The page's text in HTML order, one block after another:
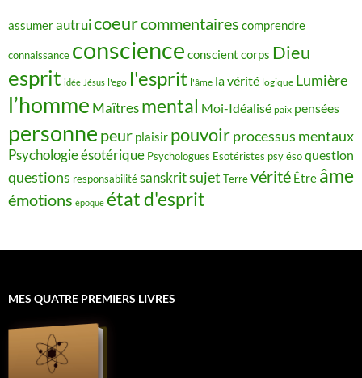
assumerautruicoeurcommentaires comprendre
connaissance conscience conscient corps Dieu
esprit idée Jésus l'ego l'esprit l'âme la vérité logique Lumière
l’homme Maîtres mental Moi-Idéalisé paix pensées
personne peur plaisir pouvoirprocessus mentaux
Psychologie ésotérique Psychologues Esotéristes psy ésoquestion
questions responsabilitésanskritsujet Terrevérité Être âme
émotions époque état d'esprit
MES QUATRE PREMIERS LIVRES